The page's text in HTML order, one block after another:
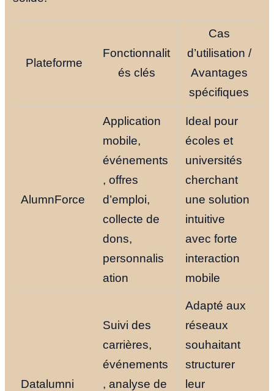
Le
Ressources
NOUS TROUVER
YOUTUBE
LINKEDIN
LIEN
Plateforme
Fonctionnalit
és clés
Cas
d’utilisation /
Avantages
spécifiques
AlumnForce
Application
mobile,
événements
, offres
d’emploi,
collecte de
dons,
personnalis
ation
Ideal pour
écoles et
universités
cherchant
une solution
intuitive
avec forte
interaction
mobile
Datalumni
Suivi des
carrières,
événements
, analyse de
Adapté aux
réseaux
souhaitant
structurer
leur